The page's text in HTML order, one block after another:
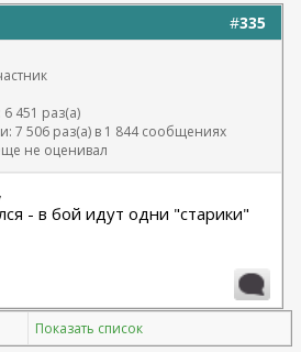
#335
451 раз(а)
7 506 раз(а) в 1 844 сообщениях
не оценивал
,
- в бой идут одни "старики"
Показать список